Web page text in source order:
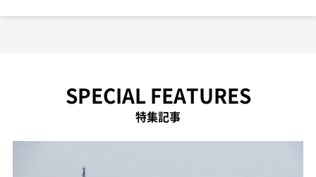
SPECIAL FEATURES
特集記事